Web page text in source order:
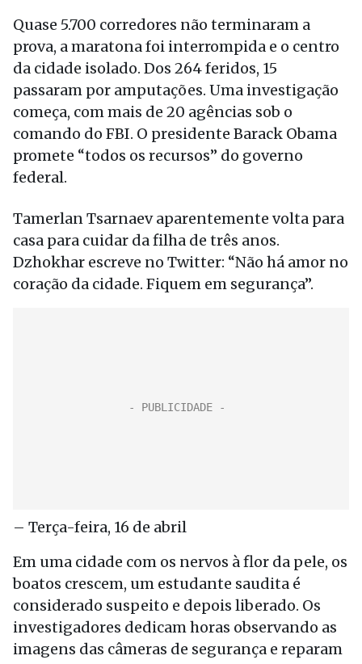
Quase 5.700 corredores não terminaram a
prova, a maratona foi interrompida e o centro
da cidade isolado. Dos 264 feridos, 15
passaram por amputações. Uma investigação
começa, com mais de 20 agências sob o
comando do FBI. O presidente Barack Obama
promete “todos os recursos” do governo
federal.
Tamerlan Tsarnaev aparentemente volta para
casa para cuidar da filha de três anos.
Dzhokhar escreve no Twitter: “Não há amor no
coração da cidade. Fiquem em segurança”.
– Terça-feira, 16 de abril
Em uma cidade com os nervos à flor da pele, os
boatos crescem, um estudante saudita é
considerado suspeito e depois liberado. Os
investigadores dedicam horas observando as
imagens das câmeras de segurança e reparam